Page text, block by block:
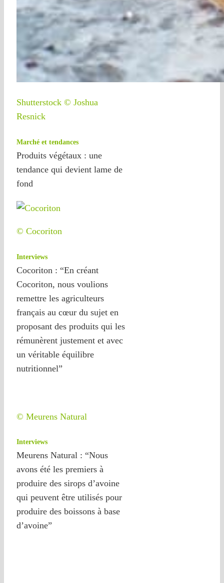
Shutterstock © Joshua
Resnick
Marché et tendances
Produits végétaux : une
tendance qui devient lame de
fond
© Cocoriton
Interviews
Cocoriton : “En créant
Cocoriton, nous voulions
remettre les agriculteurs
français au cœur du sujet en
proposant des produits qui les
rémunèrent justement et avec
un véritable équilibre
nutritionnel”
© Meurens Natural
Interviews
Meurens Natural : “Nous
avons été les premiers à
produire des sirops d’avoine
qui peuvent être utilisés pour
produire des boissons à base
d’avoine”